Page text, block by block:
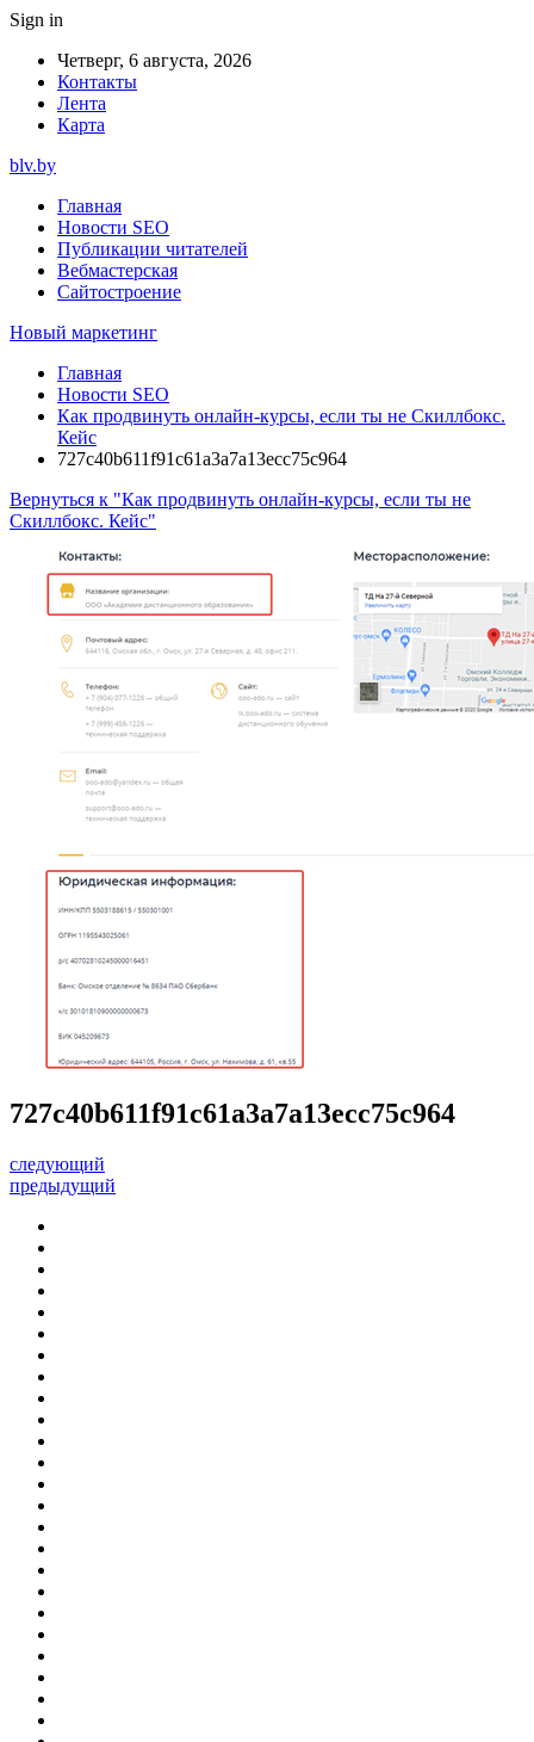
Sign in
Четверг, 6 августа, 2026
Контакты
Лента
Карта
blv.by
Главная
Новости SEO
Публикации читателей
Вебмастерская
Сайтостроение
Новый маркетинг
Главная
Новости SEO
Как продвинуть онлайн-курсы, если ты не Скиллбокс.
Кейс
727c40b611f91c61a3a7a13ecc75c964
Вернуться к "Как продвинуть онлайн-курсы, если ты не
Скиллбокс. Кейс"
727c40b611f91c61a3a7a13ecc75c964
следующий
предыдущий